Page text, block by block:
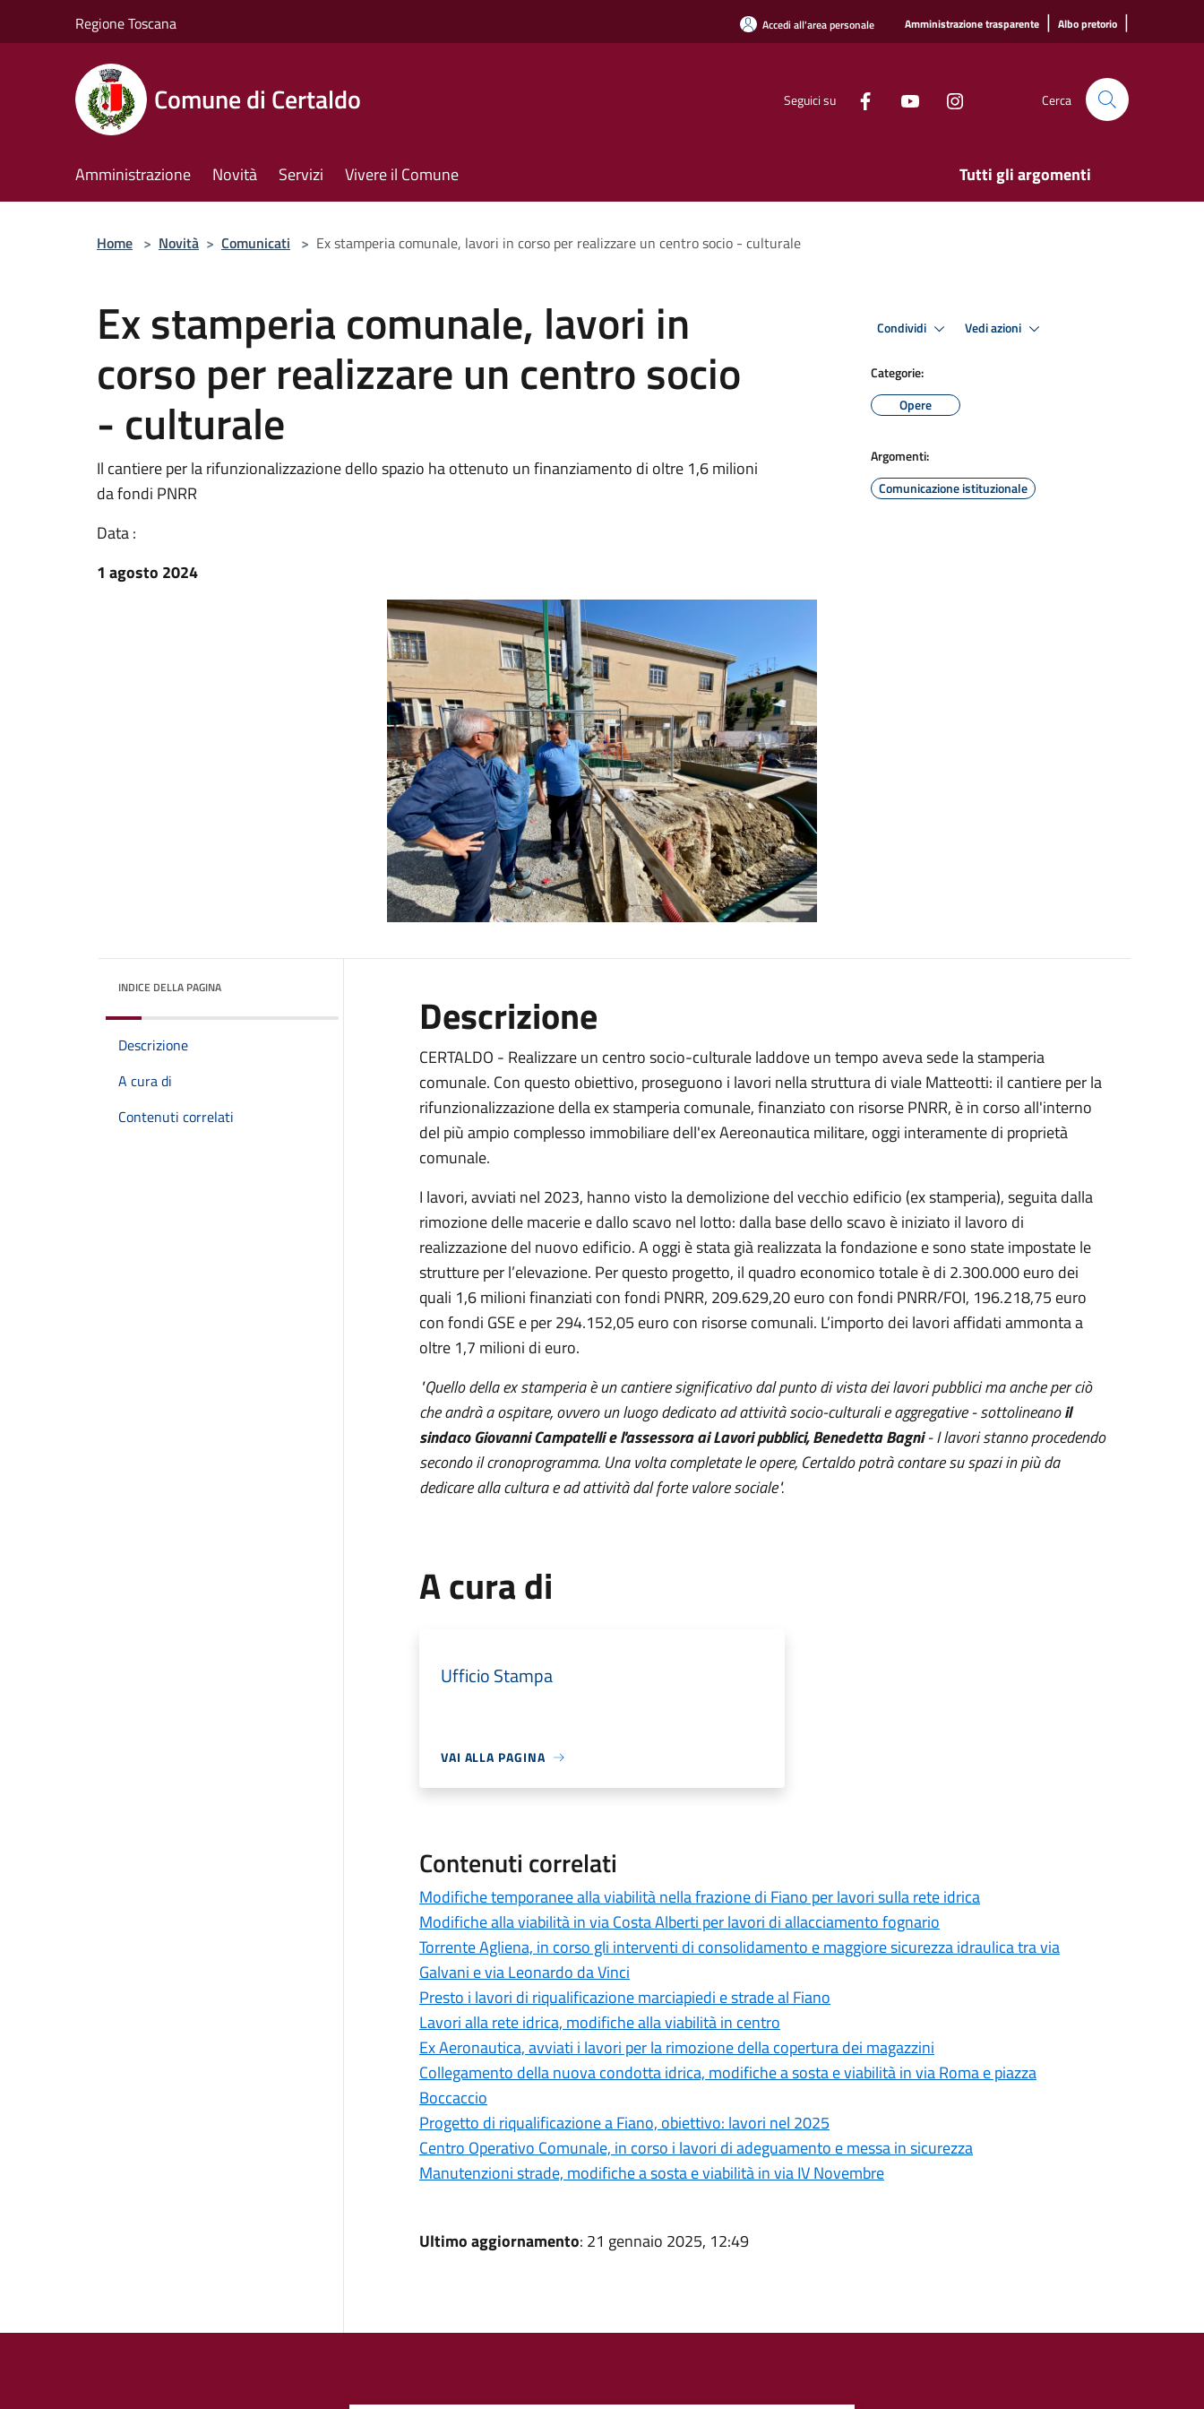
Regione Toscana Accedi all'area personale Amministrazione trasparente | Albo pretorio |
Comune di Certaldo Seguici su Cerca
Amministrazione Novità Servizi Vivere il Comune Tutti gli argomenti
Home > Novità > Comunicati > Ex stamperia comunale, lavori in corso per realizzare un centro socio - culturale
Ex stamperia comunale, lavori in
corso per realizzare un centro socio
- culturale
Il cantiere per la rifunzionalizzazione dello spazio ha ottenuto un finanziamento di oltre 1,6 milioni
da fondi PNRR
Data :
1 agosto 2024
Condividi Vedi azioni
Categorie:
Opere
Argomenti:
Comunicazione istituzionale
INDICE DELLA PAGINA
Descrizione
A cura di
Contenuti correlati
Descrizione
CERTALDO - Realizzare un centro socio-culturale laddove un tempo aveva sede la stamperia
comunale. Con questo obiettivo, proseguono i lavori nella struttura di viale Matteotti: il cantiere per la
rifunzionalizzazione della ex stamperia comunale, finanziato con risorse PNRR, è in corso all'interno
del più ampio complesso immobiliare dell'ex Aereonautica militare, oggi interamente di proprietà
comunale.
I lavori, avviati nel 2023, hanno visto la demolizione del vecchio edificio (ex stamperia), seguita dalla
rimozione delle macerie e dallo scavo nel lotto: dalla base dello scavo è iniziato il lavoro di
realizzazione del nuovo edificio. A oggi è stata già realizzata la fondazione e sono state impostate le
strutture per l’elevazione. Per questo progetto, il quadro economico totale è di 2.300.000 euro dei
quali 1,6 milioni finanziati con fondi PNRR, 209.629,20 euro con fondi PNRR/FOI, 196.218,75 euro
con fondi GSE e per 294.152,05 euro con risorse comunali. L’importo dei lavori affidati ammonta a
oltre 1,7 milioni di euro.
"Quello della ex stamperia è un cantiere significativo dal punto di vista dei lavori pubblici ma anche per ciò
che andrà a ospitare, ovvero un luogo dedicato ad attività socio-culturali e aggregative - sottolineanoil
sindaco Giovanni Campatelli e l'assessora ai Lavori pubblici, Benedetta Bagni- I lavori stanno procedendo
secondo il cronoprogramma. Una volta completate le opere, Certaldo potrà contare su spazi in più da
dedicare alla cultura e ad attività dal forte valore sociale".
A cura di
Ufficio Stampa
VAI ALLA PAGINA
Contenuti correlati
Modifiche temporanee alla viabilità nella frazione di Fiano per lavori sulla rete idrica
Modifiche alla viabilità in via Costa Alberti per lavori di allacciamento fognario
Torrente Agliena, in corso gli interventi di consolidamento e maggiore sicurezza idraulica tra via
Galvani e via Leonardo da Vinci
Presto i lavori di riqualificazione marciapiedi e strade al Fiano
Lavori alla rete idrica, modifiche alla viabilità in centro
Ex Aeronautica, avviati i lavori per la rimozione della copertura dei magazzini
Collegamento della nuova condotta idrica, modifiche a sosta e viabilità in via Roma e piazza
Boccaccio
Progetto di riqualificazione a Fiano, obiettivo: lavori nel 2025
Centro Operativo Comunale, in corso i lavori di adeguamento e messa in sicurezza
Manutenzioni strade, modifiche a sosta e viabilità in via IV Novembre
Ultimo aggiornamento: 21 gennaio 2025, 12:49